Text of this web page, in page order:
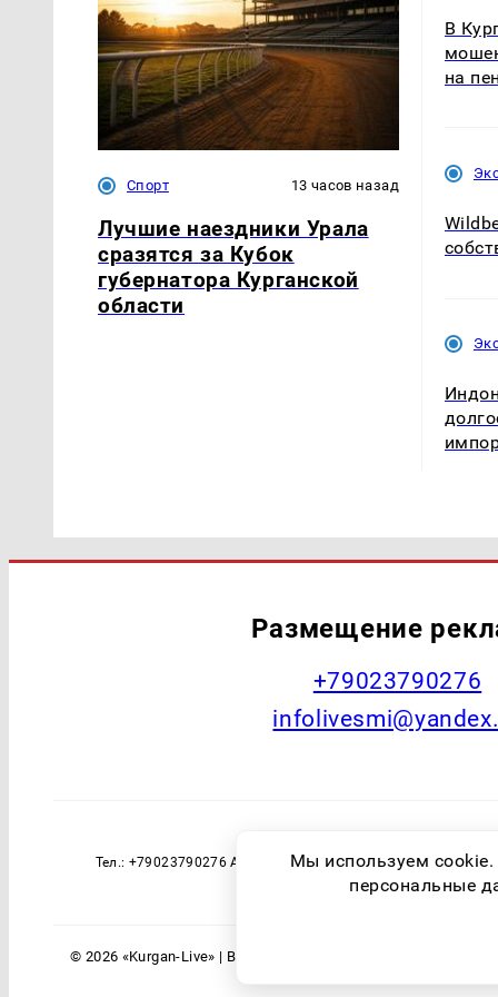
Спорт 13 часов назад
Лучшие наездники Урала
сразятся за Кубок
губернатора Курганской
области
В
на
Размещение
+79023790276
Тел.: +79023790276 Адрес эл. почты:
технологий и
© 2026 «Kurgan-Live» | Все права защищены
Мы используем
персональные